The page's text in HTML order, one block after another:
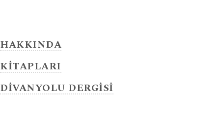
HAKKINDA
KİTAPLARI
DİVANYOLU DERGİSİ